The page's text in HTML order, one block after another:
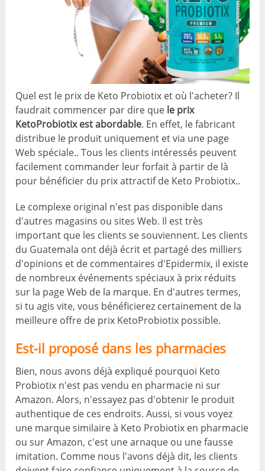
Quel est le prix de Keto Probiotix et où l'acheter? Il
faudrait commencer par dire que le prix
KetoProbiotix est abordable. En effet, le fabricant
distribue le produit uniquement et via une page
Web spéciale.. Tous les clients intéressés peuvent
facilement commander leur forfait à partir de là
pour bénéficier du prix attractif de Keto Probiotix..
Le complexe original n'est pas disponible dans
d'autres magasins ou sites Web. Il est très
important que les clients se souviennent. Les clients
du Guatemala ont déjà écrit et partagé des milliers
d'opinions et de commentaires d'Epidermix, il existe
de nombreux événements spéciaux à prix réduits
sur la page Web de la marque. En d'autres termes,
si tu agis vite, vous bénéficierez certainement de la
meilleure offre de prix KetoProbiotix possible.
Est-il proposé dans les pharmacies
Bien, nous avons déjà expliqué pourquoi Keto
Probiotix n'est pas vendu en pharmacie ni sur
Amazon. Alors, n'essayez pas d'obtenir le produit
authentique de ces endroits. Aussi, si vous voyez
une marque similaire à Keto Probiotix en pharmacie
ou sur Amazon, c'est une arnaque ou une fausse
imitation. Comme nous l'avons déjà dit, les clients